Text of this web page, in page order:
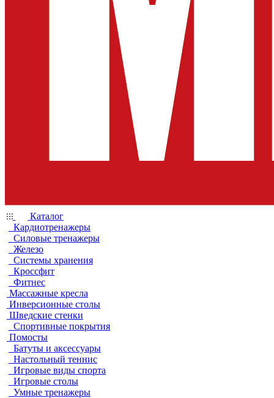
Каталог
Кардиотренажеры
Силовые тренажеры
Железо
Системы хранения
Кроссфит
Фитнес
Массажные кресла
Инверсионные столы
Шведские стенки
Спортивные покрытия
Помосты
Батуты и аксессуары
Настольный теннис
Игровые виды спорта
Игровые столы
Умные тренажеры